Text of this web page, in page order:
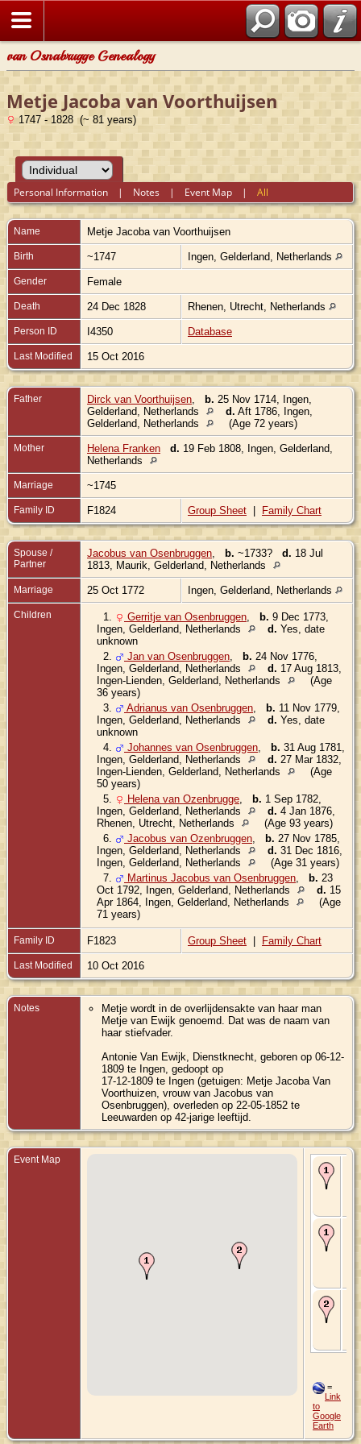
van Osnabrugge Genealogy
Metje Jacoba van Voorthuijsen
1747 - 1828 (~ 81 years)
Personal Information | Notes | Event Map |All
Name Metje Jacoba van Voorthuijsen
Birth ~1747 Ingen, Gelderland, Netherlands
Gender Female
Death 24 Dec 1828 Rhenen, Utrecht, Netherlands
Person ID I4350 Database
Last Modified 15 Oct 2016
Father Dirck van Voorthuijsen b. 25 Nov 1714, Ingen,
Gelderland, Netherlands
d. Aft 1786, Ingen,
Gelderland, Netherlands
(Age 72 years)
Mother Helena Franken d. 19 Feb 1808, Ingen, Gelderland,
Netherlands
Marriage ~1745
Family ID F1824 Group Sheet | Family Chart
Spouse /
Partner
Jacobus van Osenbruggen b. ~1733? d. 18 Jul
1813, Maurik, Gelderland, Netherlands
Marriage 25 Oct 1772 Ingen, Gelderland, Netherlands
Children 1. Gerritje van Osenbruggen b. 9 Dec 1773,
Ingen, Gelderland, Netherlands
d. Yes, date
unknown
2.
Jan van Osenbruggen b. 24 Nov 1776,
Ingen, Gelderland, Netherlands
d. 17 Aug 1813,
Ingen-Lienden, Gelderland, Netherlands
(Age
36 years)
3.
Adrianus van Osenbruggen b. 11 Nov 1779,
Ingen, Gelderland, Netherlands
d. Yes, date
unknown
4.
Johannes van Osenbruggen b. 31 Aug 1781,
Ingen, Gelderland, Netherlands
d. 27 Mar 1832,
Ingen-Lienden, Gelderland, Netherlands
(Age
50 years)
5.
Helena van Ozenbrugge b. 1 Sep 1782,
Ingen, Gelderland, Netherlands
d. 4 Jan 1876,
Rhenen, Utrecht, Netherlands
(Age 93 years)
6.
Jacobus van Ozenbruggen b. 27 Nov 1785,
Ingen, Gelderland, Netherlands
d. 31 Dec 1816,
Ingen, Gelderland, Netherlands
(Age 31 years)
7.
Martinus Jacobus van Osenbruggen b. 23
Oct 1792, Ingen, Gelderland, Netherlands
d. 15
Apr 1864, Ingen, Gelderland, Netherlands
(Age
71 years)
Family ID F1823 Group Sheet | Family Chart
Last Modified 10 Oct 2016
Notes
Metje wordt in de overlijdensakte van haar man
Metje van Ewijk genoemd. Dat was de naam van
haar stiefvader.
Antonie Van Ewijk, Dienstknecht, geboren op 06-12-
1809 te Ingen, gedoopt op
17-12-1809 te Ingen (getuigen: Metje Jacoba Van
Voorthuizen, vrouw van Jacobus van
Osenbruggen), overleden op 22-05-1852 te
Leeuwarden op 42-jarige leeftijd.
Event Map
=
Link
to
Google
Earth